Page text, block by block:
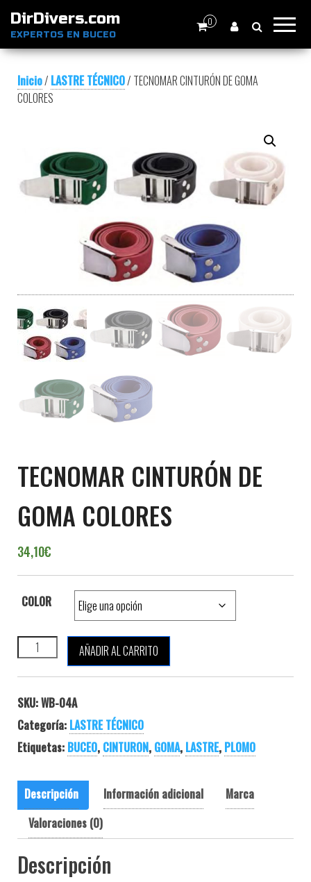
DirDivers.com
EXPERTOS EN BUCEO
0
Inicio/ LASTRE TÉCNICO/ TECNOMAR CINTURÓN DE GOMA
COLORES
TECNOMAR CINTURÓN DE
GOMA COLORES
34,10€
COLOR
TECNOMAR CINTURÓN DE GOMA COLORES cantidad
AÑADIR AL CARRITO
SKU:WB-04A
Categoría: LASTRE TÉCNICO
Etiquetas: BUCEO, CINTURON, GOMA, LASTRE, PLOMO
Descripción Información adicional
Marca
Valoraciones (0)
Descripción